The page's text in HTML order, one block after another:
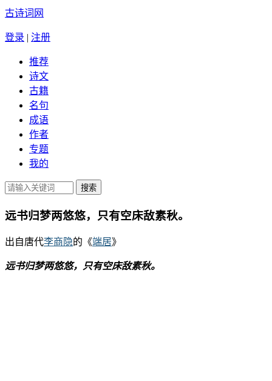
古诗词网
登录 | 注册
推荐
诗文
古籍
名句
成语
作者
专题
我的
远书归梦两悠悠，只有空床敌素秋。
出自唐代李商隐的《端居》
远书归梦两悠悠，只有空床敌素秋。